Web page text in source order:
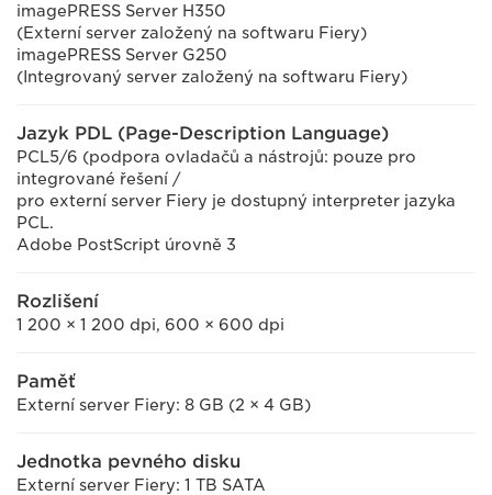
imagePRESS Server H350
(Externí server založený na softwaru Fiery)
imagePRESS Server G250
(Integrovaný server založený na softwaru Fiery)
Jazyk PDL (Page-Description Language)
PCL5/6 (podpora ovladačů a nástrojů: pouze pro
integrované řešení /
pro externí server Fiery je dostupný interpreter jazyka
PCL.
Adobe PostScript úrovně 3
Rozlišení
1 200 × 1 200 dpi, 600 × 600 dpi
Paměť
Externí server Fiery: 8 GB (2 × 4 GB)
Jednotka pevného disku
Externí server Fiery: 1 TB SATA